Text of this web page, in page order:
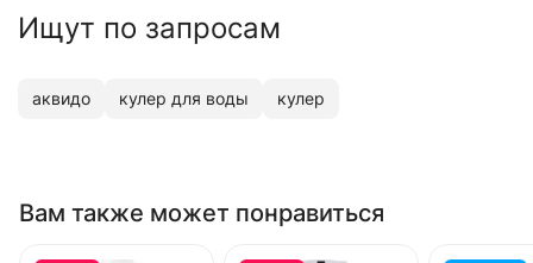
Ищут по запросам
аквидо кулер для воды кулер
Вам также может понравиться